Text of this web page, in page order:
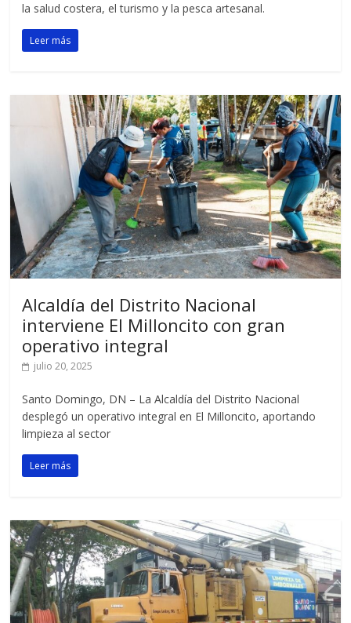
la salud costera, el turismo y la pesca artesanal.
Leer más
Alcaldía del Distrito Nacional
interviene El Milloncito con gran
operativo integral
julio 20, 2025
Santo Domingo, DN – La Alcaldía del Distrito Nacional
desplegó un operativo integral en El Milloncito, aportando
limpieza al sector
Leer más